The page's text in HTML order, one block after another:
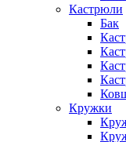
Кастрюли
Бак
Кружки